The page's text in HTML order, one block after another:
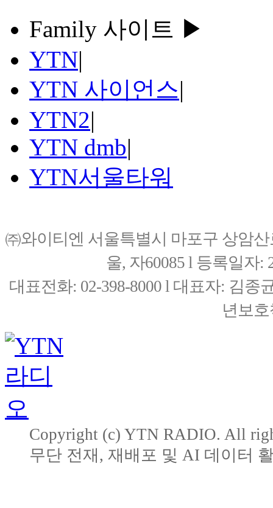
Family 사이트 ▶
YTN|
YTN 사이언스|
YTN2|
YTN dmb|
YTN서울타워
㈜와이티엔 서울특별시 마포구 상암
울, 자60085 l 등록일자:
대표전화: 02-398-8000 l 대표자: 김종
년보
Copyright (c) YTN RADIO. All
무단 전재, 재배포 및 AI 데이터